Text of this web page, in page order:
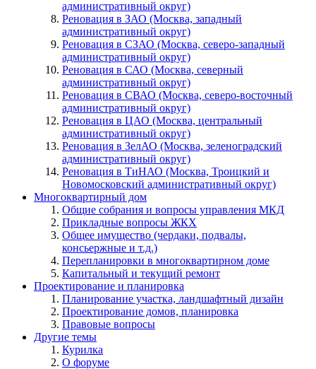
административный округ)
Реновация в ЗАО (Москва, западный
административный округ)
Реновация в СЗАО (Москва, северо-западный
административный округ)
Реновация в САО (Москва, северный
административный округ)
Реновация в СВАО (Москва, северо-восточный
административный округ)
Реновация в ЦАО (Москва, центральный
административный округ)
Реновация в ЗелАО (Москва, зеленоградский
административный округ)
Реновация в ТиНАО (Москва, Троицкий и
Новомосковский административный округ)
Многоквартирный дом
Общие собрания и вопросы управления МКД
Прикладные вопросы ЖКХ
Общее имущество (чердаки, подвалы,
консьержные и т.д.)
Перепланировки в многоквартирном доме
Капитальный и текущий ремонт
Проектирование и планировка
Планирование участка, ландшафтный дизайн
Проектирование домов, планировка
Правовые вопросы
Другие темы
Курилка
О форуме